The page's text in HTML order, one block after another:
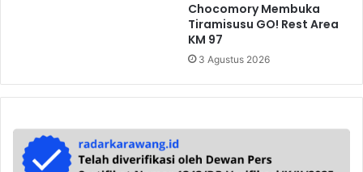
Chocomory Membuka
Tiramisusu GO! Rest Area
KM 97
3 Agustus 2026